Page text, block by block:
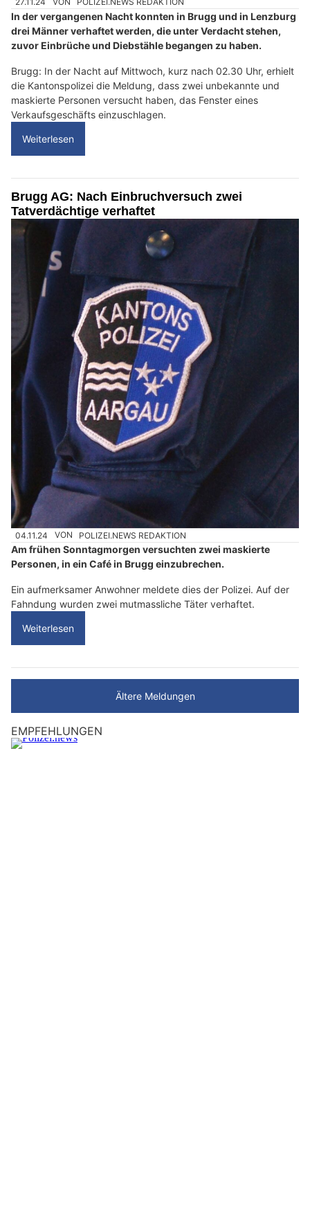
In der vergangenen Nacht konnten in Brugg und in Lenzburg
drei Männer verhaftet werden, die unter Verdacht stehen,
zuvor Einbrüche und Diebstähle begangen zu haben.
Brugg: In der Nacht auf Mittwoch, kurz nach 02.30 Uhr, erhielt
die Kantonspolizei die Meldung, dass zwei unbekannte und
maskierte Personen versucht haben, das Fenster eines
Verkaufsgeschäfts einzuschlagen.
Weiterlesen
Brugg AG: Nach Einbruchversuch zwei
Tatverdächtige verhaftet
04.11.24 VON POLIZEI.NEWS REDAKTION
Am frühen Sonntagmorgen versuchten zwei maskierte
Personen, in ein Café in Brugg einzubrechen.
Ein aufmerksamer Anwohner meldete dies der Polizei. Auf der
Fahndung wurden zwei mutmassliche Täter verhaftet.
Weiterlesen
Ältere Meldungen
EMPFEHLUNGEN